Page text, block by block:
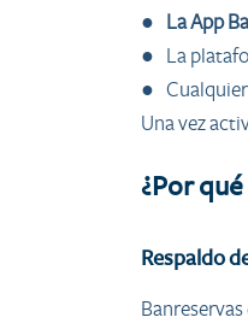
● La App
● La
● Cualquier
Una vez
¿Por
Respaldo